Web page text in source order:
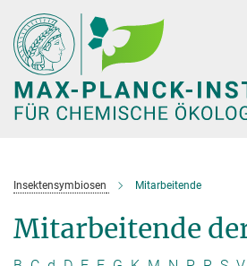
Hauptinhalt
Insektensymbiosen Mitarbeitende
Mitarbeitende